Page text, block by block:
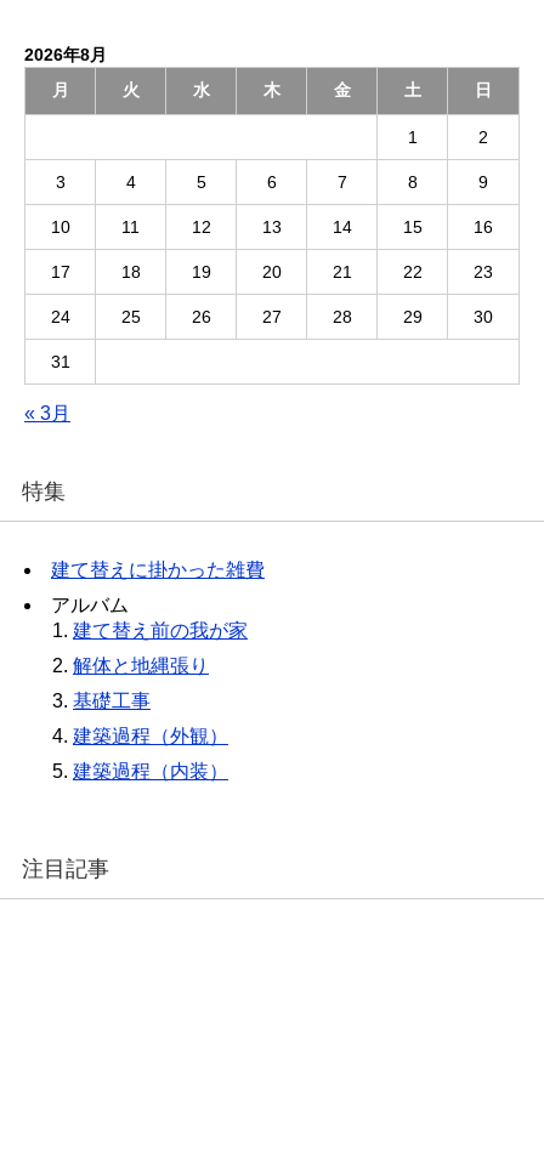
2026年8月
月
火 水 木 金 土 日
1 2
3 4 5 6 7 8 9
10 11 12 13 14 15 16
17 18 19 20 21 22 23
24 25 26 27 28 29 30
31
« 3月
特集
建て替えに掛かった雑費
アルバム
建て替え前の我が家
解体と地縄張り
基礎工事
建築過程（外観）
建築過程（内装）
注目記事